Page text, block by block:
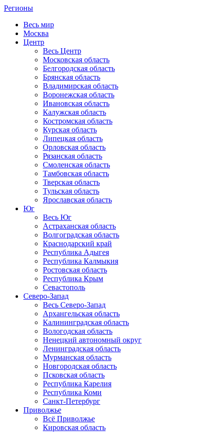
Регионы
Весь мир
Москва
Центр
Весь Центр
Московская область
Белгородская область
Брянская область
Владимирская область
Воронежская область
Ивановская область
Калужская область
Костромская область
Курская область
Липецкая область
Орловская область
Рязанская область
Смоленская область
Тамбовская область
Тверская область
Тульская область
Ярославская область
Юг
Весь Юг
Астраханская область
Волгоградская область
Краснодарский край
Республика Адыгея
Республика Калмыкия
Ростовская область
Республика Крым
Севастополь
Северо-Запад
Весь Северо-Запад
Архангельская область
Калининградская область
Вологодская область
Ненецкий автономный округ
Ленинградская область
Мурманская область
Новгородская область
Псковская область
Республика Карелия
Республика Коми
Санкт-Петербург
Приволжье
Всё Приволжье
Кировская область